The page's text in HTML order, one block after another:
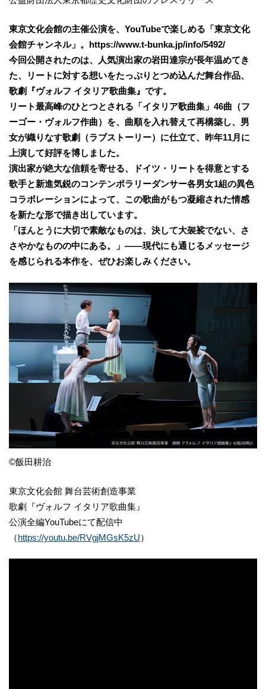
東京文化会館の主催公演を、YouTubeで楽しめる「東京文化
会館チャンネル」。https://www.t-bunka.jp/info/5492/
今回公開されたのは、人気演出家の岩田達宗が長年温めてき
た、リートに対する想いをたっぷりとつめ込んだ舞台作品、
歌劇『ヴォルフ イタリア歌曲集』です。
リート最高峰のひとつとされる「イタリア歌曲集」46曲（フ
ーゴー・ヴォルフ作曲）を、曲順を入れ替えて再構築し、男
女が織りなす歌劇（ラブストーリー）に仕立て、昨年11月に
上演して好評を博しました。
演出家が絶大な信頼を寄せる、ドイツ・リートを得意とする
歌手と新進気鋭のコンテンポラリーダンサー各男女1組の異色
コラボレーションによって、この歌曲がもつ凝縮された情感
を新たな形で描き出しています。
「ほんとうに大切で素敵なものは、決して大袈裟でない、さ
さやかなものの中にある。」――現代にも通じるメッセージ
を感じられる本作を、ぜひお楽しみください。
©飯田耕治
東京文化会館 舞台芸術創造事業
歌劇『ヴォルフ イタリア歌曲集』
公演全編YouTubeにて配信中
（https://youtu.be/RVgjMGsK5zU）